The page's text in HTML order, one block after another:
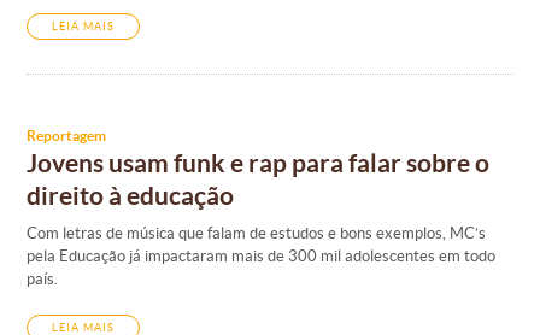
LEIA MAIS
Reportagem
Jovens usam funk e rap para falar sobre o
direito à educação
Com letras de música que falam de estudos e bons exemplos, MC’s
pela Educação já impactaram mais de 300 mil adolescentes em todo
país.
LEIA MAIS